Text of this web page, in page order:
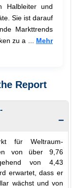
Halbleiter und
Sie ist darauf
Markttrends
zu a ... Mehr
Report
−
für Weltraum-
von über 9,76
von 4,43
erwartet, dass er
wächst und von